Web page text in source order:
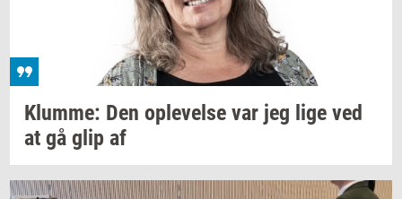
Klum­me: Den op­le­vel­se var jeg lige ved
at gå glip af